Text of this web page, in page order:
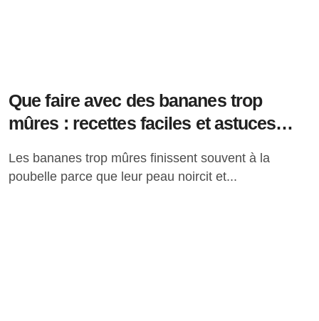
Que faire avec des bananes trop
mûres : recettes faciles et astuces
Les bananes trop mûres finissent souvent à la
poubelle parce que leur peau noircit et...